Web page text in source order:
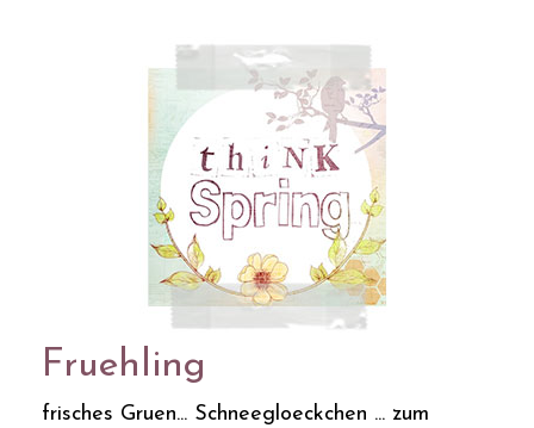
Fruehling
frisches Gruen... Schneegloeckchen ... zum